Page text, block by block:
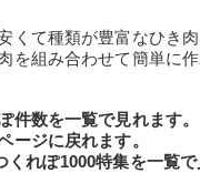
くて種類が豊富なひき
を組み合わせて簡単に
数を一覧で見れます。
ジに戻れます。
れぽ1000特集を一覧で